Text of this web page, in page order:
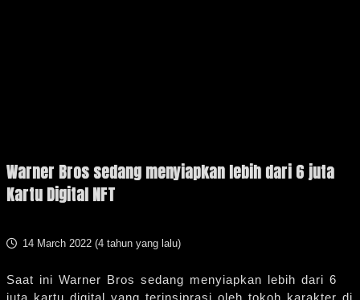
Warner Bros sedang menyiapkan lebih dari 6 juta
Kartu Digital NFT
14 March 2022 (4 tahun yang lalu)
Saat ini Warner Bros sedang menyiapkan lebih dari 6
juta kartu digital yang terinsiprasi oleh tokoh karakter di